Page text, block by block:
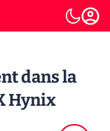
dans la
Hynix